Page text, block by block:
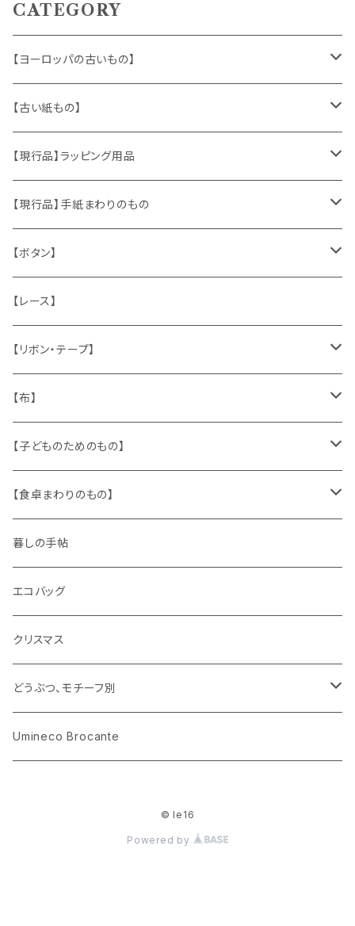
CATEGORY
【ヨーロッパの古いもの】
ヴィンテージアクセサリー
おもちゃ、ぬいぐるみ
くま、テディベア
うさぎ
キャラクター
ピノキオ
ヴィンテージファブリック
ハンドメイド製品
お部屋に飾るもの
メタル製品
缶、箱
陶磁器
文房具
木製品
ミニチュア、ドールハウス
【古い紙もの】
切手、FDC
ポストカード、カレンダー
マッチラベル、食品ラベル
蔵書票、荷札、ビュバー、伝票
シール、ステッカー、クロモス
袋、箱、ナプキン、コースター
パズル、ゲーム
古本、古雑誌、古えほん
古レコード
古せっけん
ラッピングペーパー、壁紙
【現行品】ラッピング用品
伝票、タグ、シール
袋、ラッピングペーパー
ひも、テープ
【現行品】手紙まわりのもの
封筒、ポストカード
切手
スタンプ
文房具
【ボタン】
木
貝
メタル
ガラス
プラスチック
紙
【レース】
【リボン・テープ】
チロルテープ・イニシャルテープ
トリム
ワッペン
【布】
キッチンクロス、ナプキン
ニット
布地
【子どものためのもの】
身に着けるもの
【食卓まわりのもの】
ガラス
花びん
小物入れ
陶磁器
カップアンドソーサー
プレート
木製品
ホーロー
メタル
暮しの手帖
エコバッグ
クリスマス
どうぶつ、モチーフ別
くま、ベア
Umineco Brocante
© le16
Powered by